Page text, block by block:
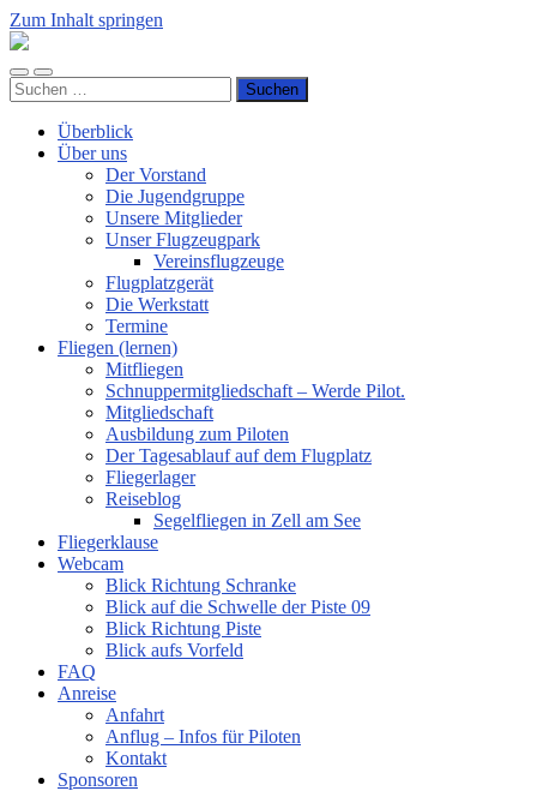
Zum Inhalt springen
Luftsportverein
e.V.
Mobile-
Menü
Suchfeld
ein-/ausblenden
Suchen
nach:
Überblick
Über uns
Der Vorstand
Die Jugendgruppe
Unsere Mitglieder
Unser Flugzeugpark
Vereinsflugzeuge
Flugplatzgerät
Die Werkstatt
Termine
Fliegen (lernen)
Mitfliegen
Schnuppermitgliedschaft – Werde Pilot.
Mitgliedschaft
Ausbildung zum Piloten
Der Tagesablauf auf dem Flugplatz
Fliegerlager
Reiseblog
Segelfliegen in Zell am See
Fliegerklause
Webcam
Blick Richtung Schranke
Blick auf die Schwelle der Piste 09
Blick Richtung Piste
Blick aufs Vorfeld
FAQ
Anreise
Anfahrt
Anflug – Infos für Piloten
Kontakt
Sponsoren